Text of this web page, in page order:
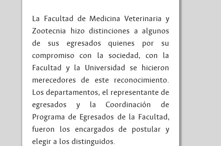
La Facultad de Medicina Veterinaria y
Zootecnia hizo distinciones a algunos
de sus egresados quienes por su
compromiso con la sociedad, con la
Facultad y la Universidad se hicieron
merecedores de este reconocimiento.
Los departamentos, el representante de
egresados y la Coordinación de
Programa de Egresados de la Facultad,
fueron los encargados de postular y
elegir a los distinguidos.